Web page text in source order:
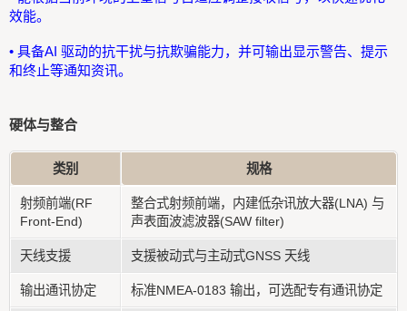
效能。
• 具备AI 驱动的抗干扰与抗欺骗能力，并可输出显示警告、提示
和终止等通知资讯。
硬体与整合
类别 规格
射频前端(RF
Front-End)
整合式射频前端，内建低杂讯放大器(LNA) 与
声表面波滤波器(SAW filter)
天线支援 支援被动式与主动式GNSS 天线
输出通讯协定 标准NMEA-0183 输出，可选配专有通讯协定